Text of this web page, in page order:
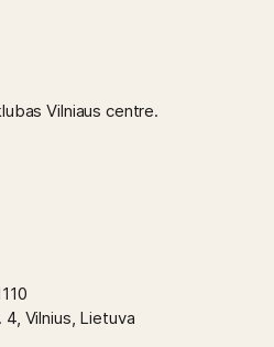
Vilniaus centre.
Vilnius, Lietuva